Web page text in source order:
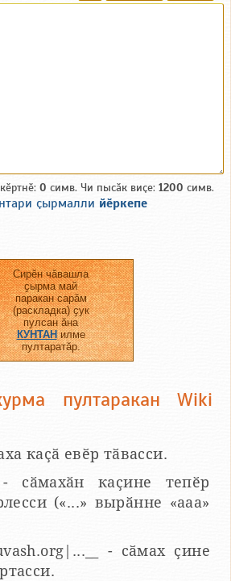
0 симв. Чи пысӑк виҫе: 1200 симв.
ҫырмалли йӗркепе
Сирӗн чӑвашла
ҫырма май
паракан сарӑм
(раскладка) ҫук
пулсан ӑна
КУНТАНилме
пултаратӑр.
пултаракан Wiki
каҫӑ евӗр тӑвасси.
- сӑмахӑн каҫине тепӗр
(«...» вырӑнне «ааа»
- сӑмах ҫине